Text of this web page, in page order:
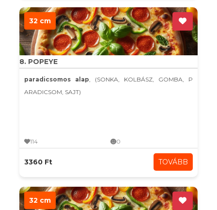
32 cm
8. POPEYE
paradicsomos alap, (SONKA, KOLBÁSZ, GOMBA, P
ARADICSOM, SAJT)
114 0
3360 Ft TOVÁBB
32 cm